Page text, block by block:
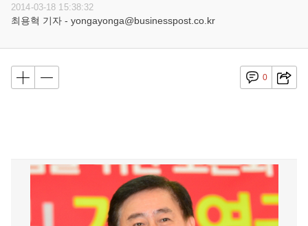
2014-03-18 15:38:32
최용혁 기자 - yongayonga@businesspost.co.kr
0